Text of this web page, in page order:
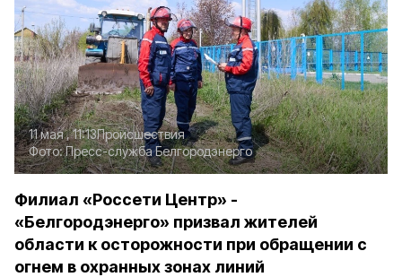
11 мая , 11:13Происшествия
Фото:Пресс-служба Белгородэнерго
Филиал «Россети Центр» -
«Белгородэнерго» призвал жителей
области к осторожности при обращении с
огнем в охранных зонах линий